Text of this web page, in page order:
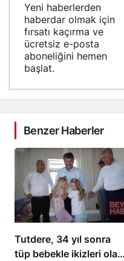
Yeni haberlerden
haberdar olmak için
fırsatı kaçırma ve
ücretsiz e-posta
aboneliğini hemen
başlat.
Benzer Haberler
Tutdere, 34 yıl sonra
tüp bebekle ikizleri olan